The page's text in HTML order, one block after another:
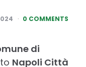
0 COMMENTS
di
Napoli Città